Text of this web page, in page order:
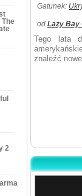
2
Gatunek:
od Lazy Bay
Tego lata
znaleźć